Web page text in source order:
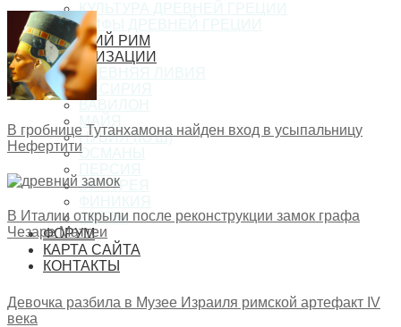
КУЛЬТУРА ДРЕВНЕЙ ГРЕЦИИ
МИФЫ ДРЕВНЕЙ ГРЕЦИИ
ДРЕВНИЙ РИМ
ЦИВИЛИЗАЦИИ
ДРЕВНЯЯ ЛИВИЯ
АССИРИЯ
ВАВИЛОН
МАЙЯ
НУБИЯ (КУШ)
ОСМАНЫ
ЭРИТРЕЯ
ХЕТТЫ
ФОРУМ
КАРТА САЙТА
КОНТАКТЫ
В гробнице Тутанхамона найден вход в усыпальницу
Нефертити
В Италии открыли после реконструкции замок графа
Чезаре Маттеи
Девочка разбила в Музее Израиля римской артефакт IV
века